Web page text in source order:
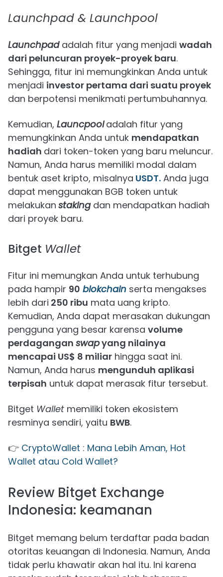
Launchpad & Launchpool
Launchpad adalah fitur yang menjadi wadah
dari peluncuran proyek-proyek baru.
Sehingga, fitur ini memungkinkan Anda untuk
menjadi investor pertama dari suatu proyek
dan berpotensi menikmati pertumbuhannya.
Kemudian, Launcpool adalah fitur yang
memungkinkan Anda untuk mendapatkan
hadiah dari token-token yang baru meluncur.
Namun, Anda harus memiliki modal dalam
bentuk aset kripto, misalnya USDT. Anda juga
dapat menggunakan BGB token untuk
melakukan stakingdan mendapatkan hadiah
dari proyek baru.
Bitget Wallet
Fitur ini memungkan Anda untuk terhubung
pada hampir 90 blokchain serta mengakses
lebih dari 250 ribu mata uang kripto.
Kemudian, Anda dapat merasakan dukungan
pengguna yang besar karensa volume
perdagangan swapyang nilainya
mencapai US$ 8 miliar hingga saat ini.
Namun, Anda harus mengunduh aplikasi
terpisah untuk dapat merasak fitur tersebut.
Bitget Wallet memiliki token ekosistem
resminya sendiri, yaitu BWB.
👉 CryptoWallet : Mana Lebih Aman, Hot
Wallet atau Cold Wallet?
Review Bitget Exchange
Indonesia: keamanan
Bitget memang belum terdaftar pada badan
otoritas keuangan di Indonesia. Namun, Anda
tidak perlu khawatir akan hal itu. Ini karena